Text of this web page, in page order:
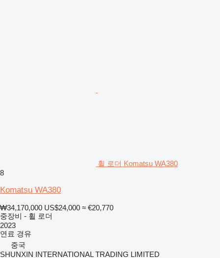
휠 로더 Komatsu WA380
8
Komatsu WA380
₩34,170,000 US$24,000 ≈ €20,770
중장비 - 휠 로더
2023
연료 경유
중국
SHUNXIN INTERNATIONAL TRADING LIMITED